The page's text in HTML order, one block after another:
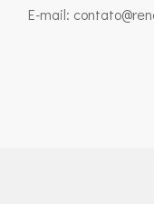
E-mail: